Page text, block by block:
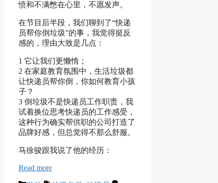
愤和不满憋在心里，不愿发声。
在节目后半段，我们聊到了“快递
员帮你倒垃圾”的事，我觉得挺反
感的，理由大致是几点：
1 它让我们更懒惰；
2 在家庭教育氛围中，生活垃圾都
让快递员帮你倒，你如何教育小孩
子？
3 倒垃圾不是快递员工作职责，我
试着换位思考快递员的工作感受，
这种行为确实帮供职的公司打造了
品牌好感，但总觉得不那么舒服。
马徐骏跟我说了他的经历：
Read more